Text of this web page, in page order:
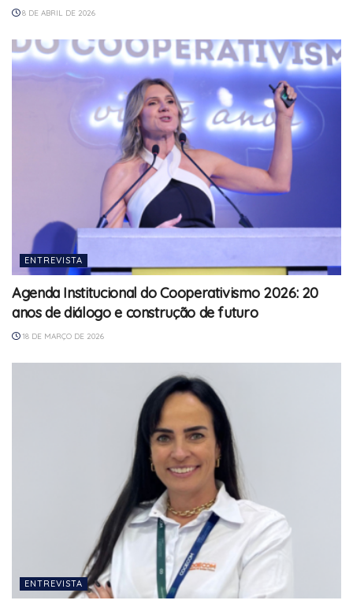
8 DE ABRIL DE 2026
ENTREVISTA
Agenda Institucional do Cooperativismo 2026: 20
anos de diálogo e construção de futuro
18 DE MARÇO DE 2026
ENTREVISTA